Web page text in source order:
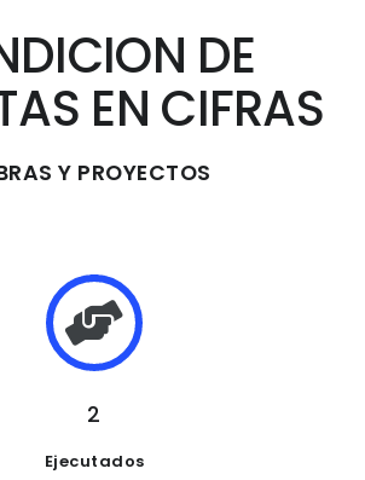
DE
EN CIFRAS
Y PROYECTOS
2
Ejecutados